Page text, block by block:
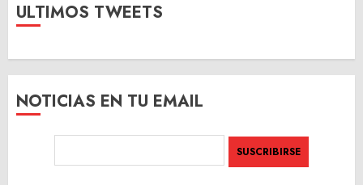
ULTIMOS TWEETS
NOTICIAS EN TU EMAIL